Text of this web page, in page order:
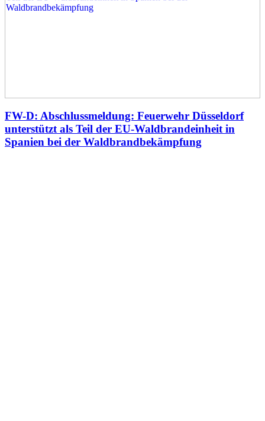
FW-D: Abschlussmeldung: Feuerwehr Düsseldorf
unterstützt als Teil der EU-Waldbrandeinheit in
Spanien bei der Waldbrandbekämpfung